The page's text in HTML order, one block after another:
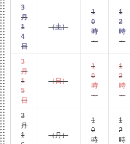
3
月
1
4
日
（土）
1
0
時
～
1
2
時
～
3
月
1
5
日
（日）
1
0
時
～
1
2
時
～
3
月
1
（月）
1
0
時
1
2
時